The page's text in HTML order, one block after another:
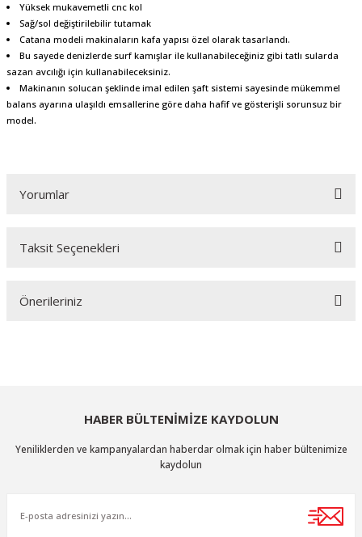
Yüksek mukavemetli cnc kol
Sağ/sol değiştirilebilir tutamak
Catana modeli makinaların kafa yapısı özel olarak tasarlandı.
Bu sayede denizlerde surf kamışlar ile kullanabileceğiniz gibi tatlı sularda
sazan avcılığı için kullanabileceksiniz.
Makinanın solucan şeklinde imal edilen şaft sistemi sayesinde mükemmel
balans ayarına ulaşıldı emsallerine göre daha hafif ve gösterişli sorunsuz bir
model.
Yorumlar
Taksit Seçenekleri
Önerileriniz
Ürün açıklamasında eksik bilgiler bulunuyor.
HABER BÜLTENİMİZE KAYDOLUN
Yeniliklerden ve kampanyalardan haberdar olmak için haber bültenimize
kaydolun